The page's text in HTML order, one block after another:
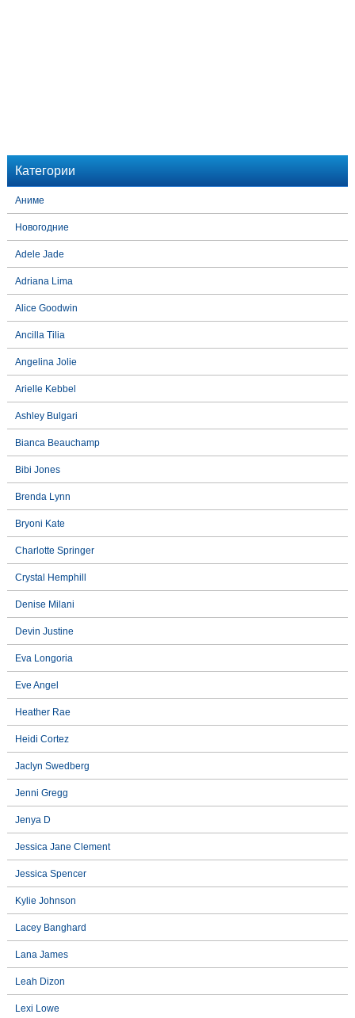
Категории
Аниме
Новогодние
Adele Jade
Adriana Lima
Alice Goodwin
Ancilla Tilia
Angelina Jolie
Arielle Kebbel
Ashley Bulgari
Bianca Beauchamp
Bibi Jones
Brenda Lynn
Bryoni Kate
Charlotte Springer
Crystal Hemphill
Denise Milani
Devin Justine
Eva Longoria
Eve Angel
Heather Rae
Heidi Cortez
Jaclyn Swedberg
Jenni Gregg
Jenya D
Jessica Jane Clement
Jessica Spencer
Kylie Johnson
Lacey Banghard
Lana James
Leah Dizon
Lexi Lowe